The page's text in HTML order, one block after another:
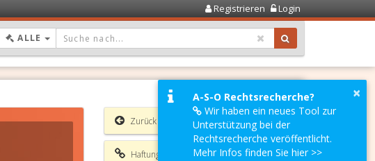
Registrieren Login
ALLE DROPDOWN: GEWÄHLTER WERT IST ALLE
Zurück
Haftungsausschluss
×
A-S-O Rechtsrecherche?
Wir haben ein neues Tool zur
Unterstützung bei der
Rechtsrecherche veröffentlicht.
Mehr Infos finden Sie hier >>